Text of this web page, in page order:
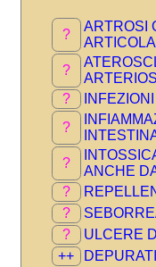
?
ARTROSI
?
?
?
?
ANCHE
?
?
?
ULCERE
++